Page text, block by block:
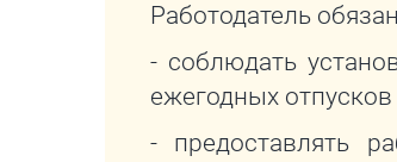
Работодатель
- соблюдать
ежегодных
- предоставлять